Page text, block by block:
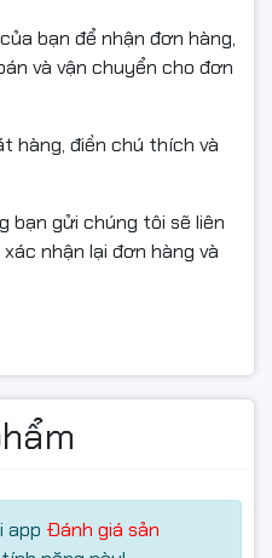
bạn để nhận đơn hàng,
và vận chuyển cho đơn
hàng, điền chú thích và
bạn gửi chúng tôi sẽ liên
nhận lại đơn hàng và
app Đánh giá sản